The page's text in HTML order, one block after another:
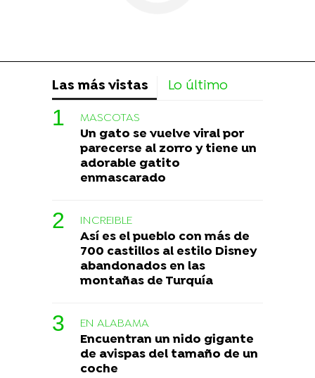
Las más vistas Lo último
MASCOTAS
Un gato se vuelve viral por
parecerse al zorro y tiene un
adorable gatito
enmascarado
INCREIBLE
Así es el pueblo con más de
700 castillos al estilo Disney
abandonados en las
montañas de Turquía
EN ALABAMA
Encuentran un nido gigante
de avispas del tamaño de un
coche